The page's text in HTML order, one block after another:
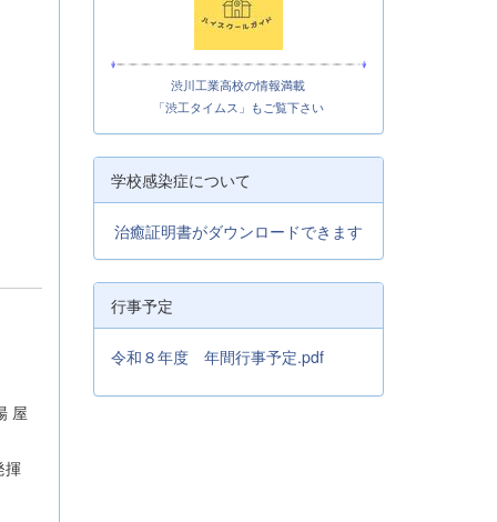
屋
揮
渋川工業高校の情報満載
「渋工タイムス」もご覧下さい
学校感染症について
治癒証明書がダウンロードできます
行事予定
令和８年度 年間行事予定.pdf